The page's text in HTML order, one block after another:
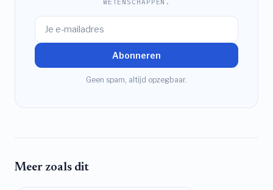
WETENSCHAPPEN.
Abonneren
Geen spam, altijd opzegbaar.
Meer zoals dit